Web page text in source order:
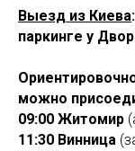
Выезд из Киева
паркинге у
можно
09:00 Житомир
11:30 Винница